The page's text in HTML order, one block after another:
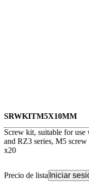
SRWKITM5X10MM
Screw kit, suitable for
and RZ3 series, M5
x20
Precio de lista Iniciar